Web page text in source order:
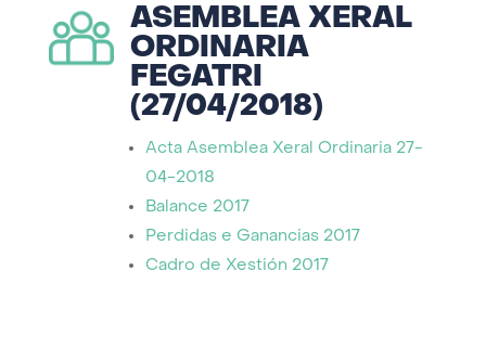
ASEMBLEA XERAL
ORDINARIA
FEGATRI
(27/04/2018)
Acta Asemblea Xeral Ordinaria 27-
04-2018
Balance 2017
Perdidas e Ganancias 2017
Cadro de Xestión 2017